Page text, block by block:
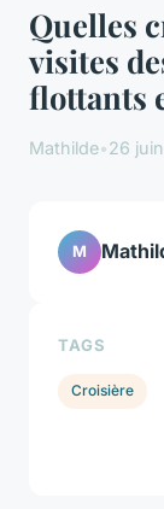
Quelles
visites
flottants
Mathilde•26
M
TAGS
Croisière